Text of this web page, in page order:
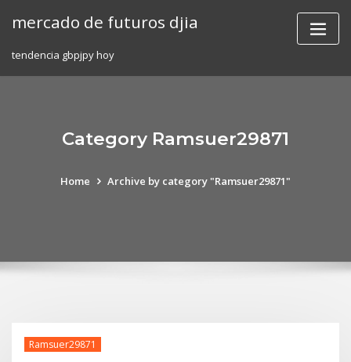
mercado de futuros djia
tendencia gbpjpy hoy
Category Ramsuer29871
Home Archive by category "Ramsuer29871"
Ramsuer29871